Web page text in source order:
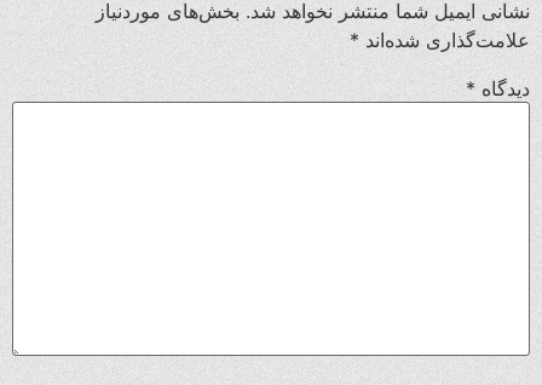
نشانی ایمیل شما منتشر نخواهد شد. بخش‌های موردنیاز
علامت‌گذاری شده‌اند *
دیدگاه*